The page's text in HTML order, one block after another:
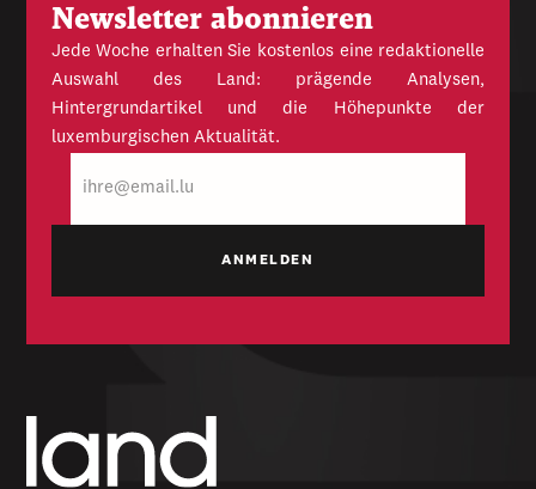
Newsletter abonnieren
Jede Woche erhalten Sie kostenlos eine redaktionelle
Auswahl des Land: prägende Analysen,
Hintergrundartikel und die Höhepunkte der
luxemburgischen Aktualität.
Mail